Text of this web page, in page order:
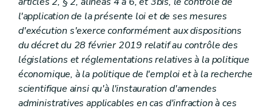
l'application de la présente loi et de ses mesures
d'exécution s'exerce conformément aux dispositions
du décret du 28 février 2019 relatif au contrôle des
législations et réglementations relatives à la politique
économique, à la politique de l'emploi et à la recherche
scientifique ainsi qu'à l'instauration d'amendes
administratives applicables en cas d'infraction à ces